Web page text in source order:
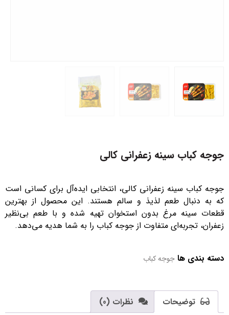
جوجه کباب سینه زعفرانی کالی
جوجه کباب سینه زعفرانی کالی، انتخابی ایده‌آل برای کسانی است
که به دنبال طعم لذیذ و سالم هستند. این محصول از بهترین
قطعات سینه مرغ بدون استخوان تهیه شده و با طعم بی‌نظیر
زعفران، تجربه‌ای متفاوت از جوجه کباب را به شما هدیه می‌دهد.
دسته بندی ها جوجه کباب
توضیحات نظرات (0)